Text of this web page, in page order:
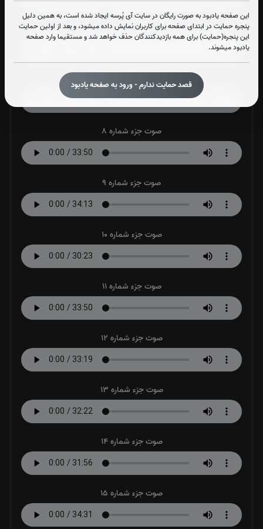
این صفحه یادبود به صورت رایگان در سایت آی پُرسه ایجاد شده است، به همین دلیل
پنجره حمایت در ابتدای صفحه برای کاربران نمایش داده میشود، و بعد از اولین حمایت
این پنجره(حمایت) برای همه بازدیدکنندگان حذف خواهد شد و مستقیما وارد صفحه
یادبود میشوند.
قصد حمایت ندارم - ورود به صفحه یادبود
صوت جزء شماره 6
صوت جزء شماره 7
صوت جزء شماره 8
صوت جزء شماره 9
صوت جزء شماره 10
صوت جزء شماره 11
صوت جزء شماره 12
صوت جزء شماره 13
صوت جزء شماره 14
صوت جزء شماره 15